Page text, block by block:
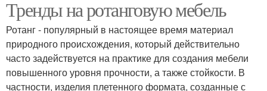
Тренды на ротанговую мебель
Ротанг - популярный в настоящее время материал
природного происхождения, который действительно
часто задействуется на практике для создания мебели
повышенного уровня прочности, а также стойкости. В
частности, изделия плетенного формата, созданные с